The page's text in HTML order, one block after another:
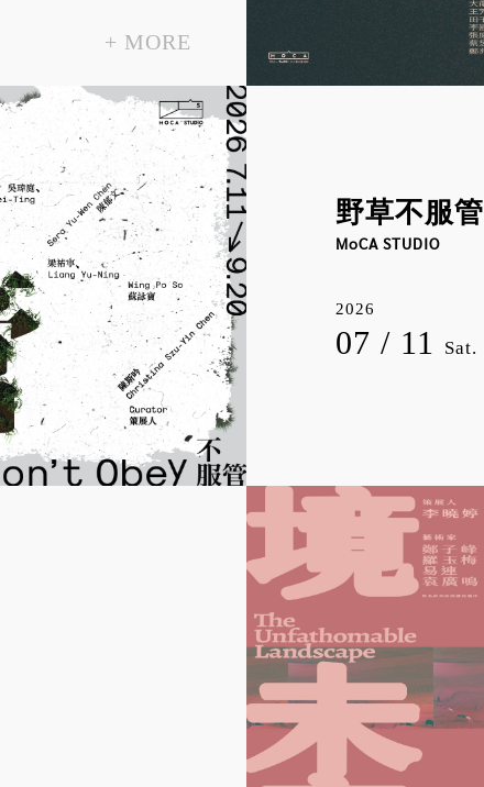
+ MORE
野草不服管
MoCA STUDIO
2026
07 / 11 Sat.